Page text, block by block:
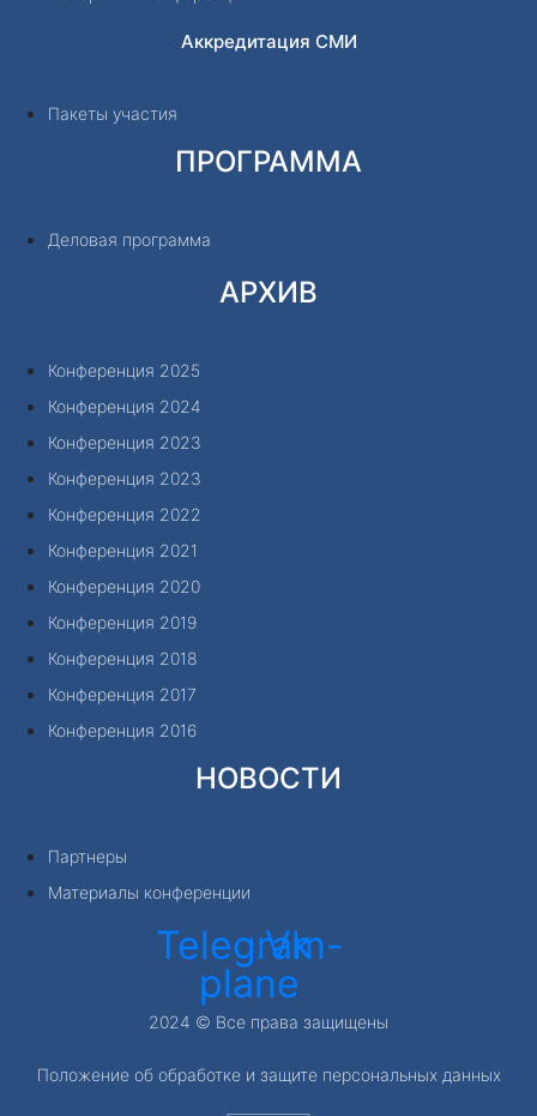
Аккредитация СМИ
Пакеты участия
ПРОГРАММА
Деловая программа
АРХИВ
Конференция 2025
Конференция 2024
Конференция 2023
Конференция 2023
Конференция 2022
Конференция 2021
Конференция 2020
Конференция 2019
Конференция 2018
Конференция 2017
Конференция 2016
НОВОСТИ
Партнеры
Материалы конференции
Telegram-
plane
Vk
2024 © Все права защищены
Положение об обработке и защите персональных данных